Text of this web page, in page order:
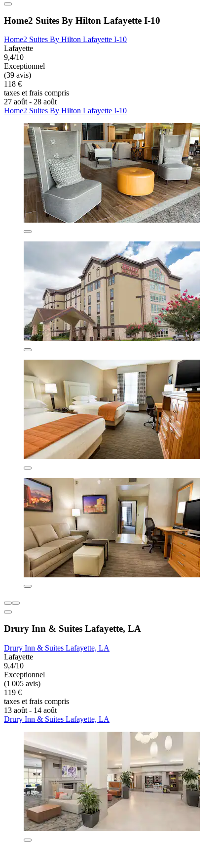
Home2 Suites By Hilton Lafayette I-10
Home2 Suites By Hilton Lafayette I-10
Lafayette
9,4/10
Exceptionnel
(39 avis)
118 €
taxes et frais compris
27 août - 28 août
Home2 Suites By Hilton Lafayette I-10
Drury Inn & Suites Lafayette, LA
Drury Inn & Suites Lafayette, LA
Lafayette
9,4/10
Exceptionnel
(1 005 avis)
119 €
taxes et frais compris
13 août - 14 août
Drury Inn & Suites Lafayette, LA